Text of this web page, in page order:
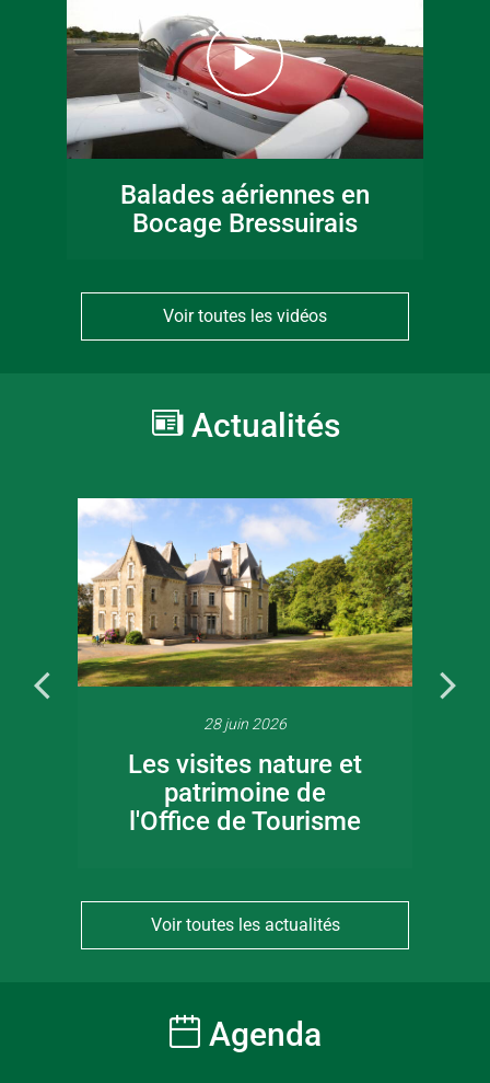
Balades aériennes en
Bocage Bressuirais
Voir toutes les vidéos
Actualités
28 juin 2026
Les visites nature et
patrimoine de
l'Office de Tourisme
Voir toutes les actualités
Agenda